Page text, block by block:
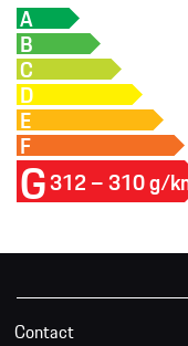
A
B
C
D
E
F
G312 – 310 g/
Contact